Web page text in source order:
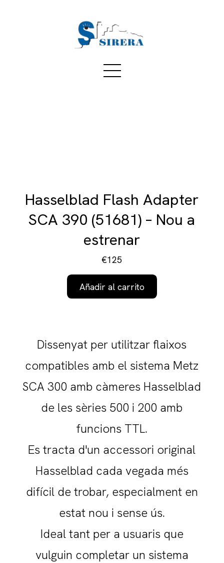
Hasselblad Flash Adapter
SCA 390 (51681) – Nou a
estrenar
€125
Añadir al carrito
Dissenyat per utilitzar flaixos
compatibles amb el sistema Metz
SCA 300 amb càmeres Hasselblad
de les sèries 500 i 200 amb
funcions TTL.
Es tracta d'un accessori original
Hasselblad cada vegada més
difícil de trobar, especialment en
estat nou i sense ús.
Ideal tant per a usuaris que
vulguin completar un sistema